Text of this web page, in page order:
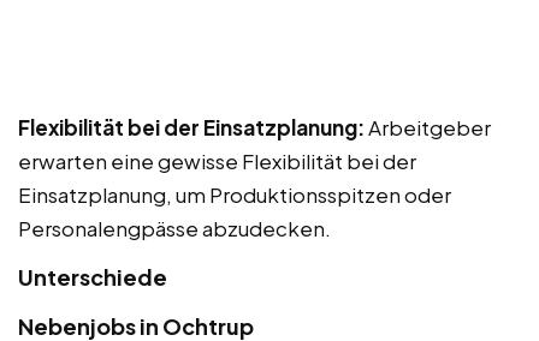
Flexibilität bei der Einsatzplanung:Arbeitgeber
erwarten eine gewisse Flexibilität bei der
Einsatzplanung, um Produktionsspitzen oder
Personalengpässe abzudecken.
Unterschiede
Nebenjobs in Ochtrup